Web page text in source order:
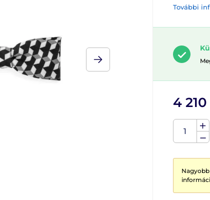
További
4